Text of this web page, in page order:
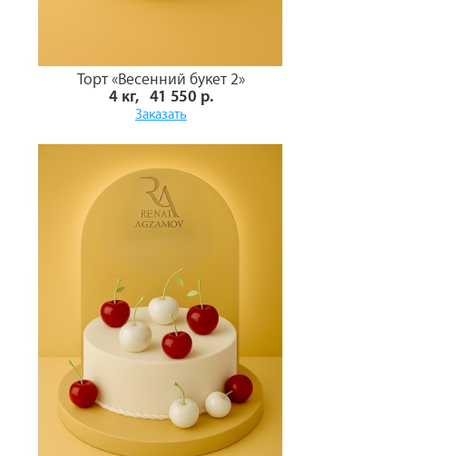
Торт «Весенний букет 2»
4 кг, 41 550 р.
Заказать